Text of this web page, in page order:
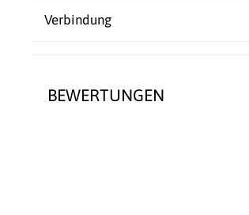
Verbindung
BEWERTUNGEN